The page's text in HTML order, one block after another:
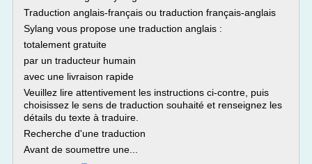
Traduction anglais-français ou traduction français-anglais
Sylang vous propose une traduction anglais :
totalement gratuite
par un traducteur humain
avec une livraison rapide
Veuillez lire attentivement les instructions ci-contre, puis
choisissez le sens de traduction souhaité et renseignez les
détails du texte à traduire.
Recherche d'une traduction
Avant de soumettre une...